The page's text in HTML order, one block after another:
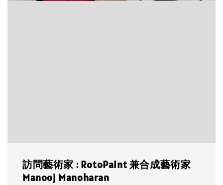
訪問藝術家 : RotoPaint 兼合成藝術家
Manooj Manoharan